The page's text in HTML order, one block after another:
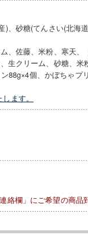
)、砂糖(てんさい(北海
、佐藤、米粉、寒天
生クリーム、砂糖、
88g×4個、かぼちゃプ
ます。
欄」にご希望の商品